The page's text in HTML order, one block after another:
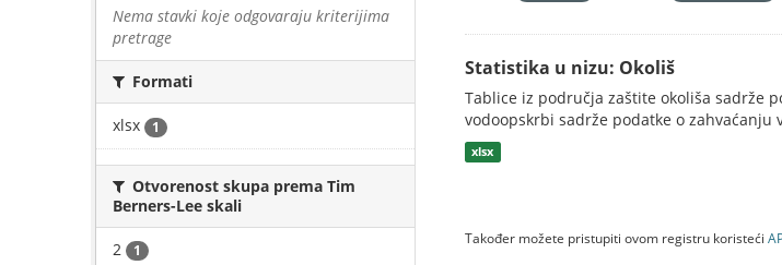
Nema stavki koje odgovaraju kriterijima
pretrage
Formati
xlsx 1
Otvorenost skupa prema Tim
Berners-Lee skali
2 1
Statistika u nizu: Okoliš
Tablice iz područja zaštite okoliša sadrže
vodoopskrbi sadrže podatke o
xlsx
Također možete pristupiti ovom registru koristeći